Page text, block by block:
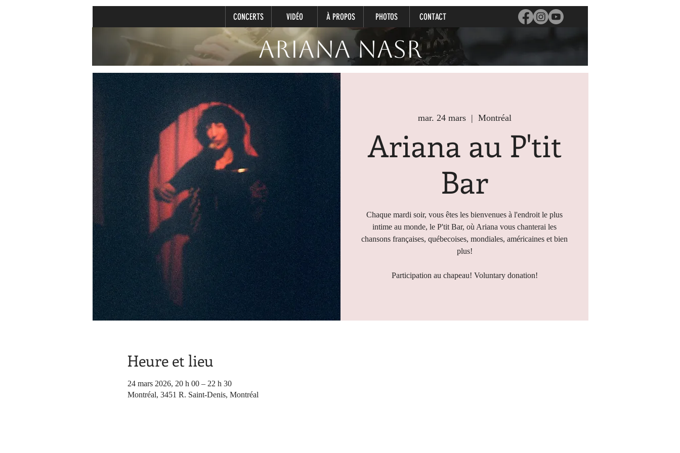
CONCERTS VIDÉO À PROPOS PHOTOS CONTACT
Ariana Nasr
mar. 24 mars
  |
Montréal
Ariana au P'tit
Bar
Chaque mardi soir, vous êtes les bienvenues à l'endroit le plus
intime au monde, le P'tit Bar, où Ariana vous chanterai les
chansons françaises, québecoises, mondiales, américaines et bien
plus!
Participation au chapeau! Voluntary donation!
Heure et lieu
24 mars 2026, 20 h 00 – 22 h 30
Montréal, 3451 R. Saint-Denis, Montréal